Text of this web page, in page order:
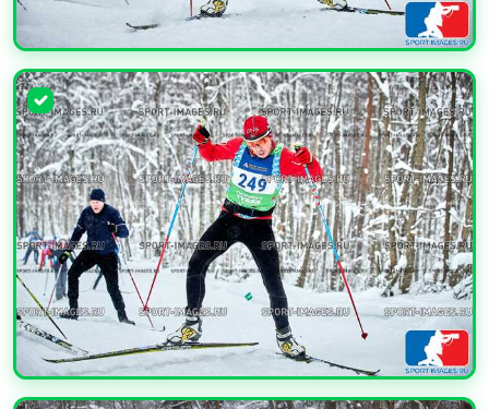
УВЕЛИЧИТЬ
УВЕЛИЧИТЬ